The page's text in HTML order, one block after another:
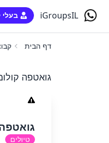
iGroupsIL בעלי
דף הבית
גואטפה
טיולים